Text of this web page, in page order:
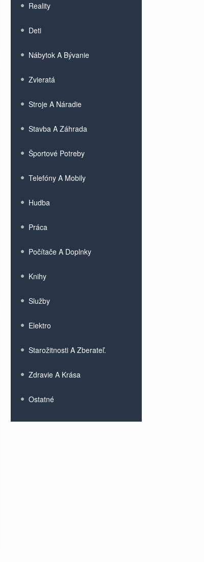
Reality
Deti
Nábytok A Bývanie
Zvieratá
Stroje A Náradie
Stavba A Záhrada
Športové Potreby
Telefóny A Mobily
Hudba
Práca
Počítače A Doplnky
Knihy
Služby
Elektro
Starožitnosti A Zberateľ.
Zdravie A Krása
Ostatné